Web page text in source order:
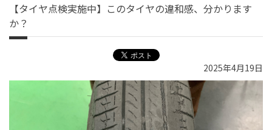
【タイヤ点検実施中】このタイヤの違和感、分かります
か？
2025年4月19日